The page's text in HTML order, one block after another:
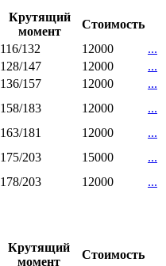
Крутящий
момент
Стоимость
116/132 12000
...
128/147 12000
...
136/157 12000
...
158/183 12000
...
163/181 12000
...
175/203 15000
...
178/203 12000 ...
Крутящий
момент
Стоимость